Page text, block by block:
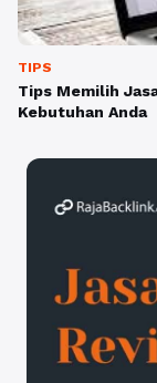
TIPS
Tips Memilih
Kebutuhan Anda